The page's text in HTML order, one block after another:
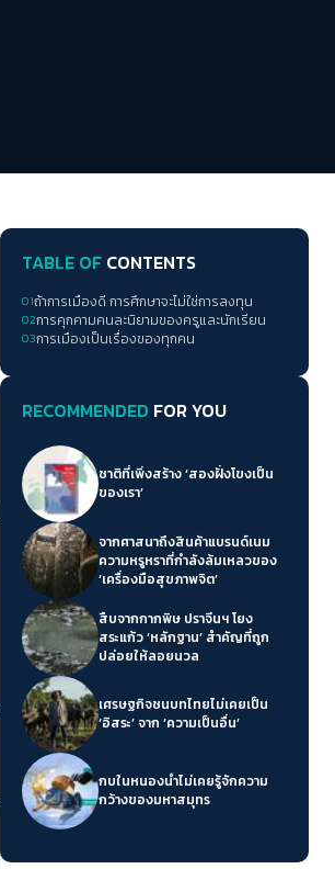
TABLE OF CONTENTS
01ถ้าการเมืองดี การศึกษาจะไม่ใช่การลงทุน
02การคุกคามคนละนิยามของครูและนักเรียน
03การเมืองเป็นเรื่องของทุกคน
RECOMMENDED FOR YOU
ชาติที่เพิ่งสร้าง ‘สองฝั่งโขงเป็น
ของเรา’
จากศาสนาถึงสินค้าแบรนด์เนม
ความหรูหราที่กำลังล้มเหลวของ
‘เครื่องมือสุขภาพจิต’
สืบจากกากพิษ ปราจีนฯ โยง
สระแก้ว ‘หลักฐาน’ สำคัญที่ถูก
ปล่อยให้ลอยนวล
เศรษฐกิจชนบทไทยไม่เคยเป็น
‘อิสระ’ จาก ‘ความเป็นอื่น’
กบในหนองน้ำไม่เคยรู้จักความ
กว้างของมหาสมุทร